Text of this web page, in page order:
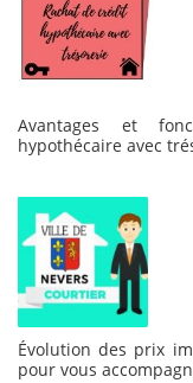
Avantages et
hypothécaire avec
Évolution des prix
pour vous